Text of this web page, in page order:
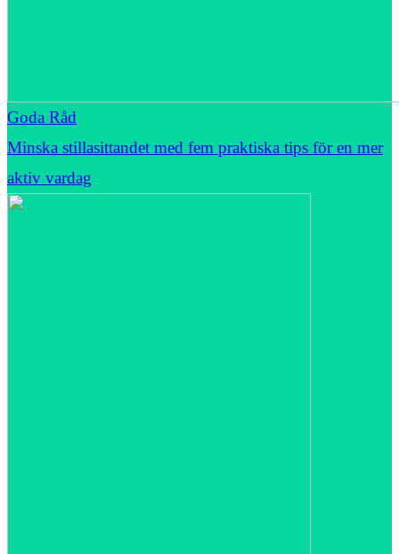
Goda Råd
Minska stillasittandet med fem praktiska tips för en mer
aktiv vardag